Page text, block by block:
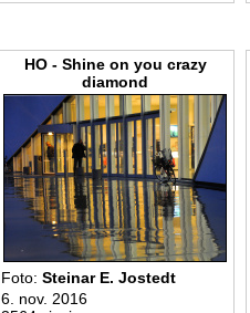
HO - Shine on you crazy
diamond
Foto: Steinar E. Jostedt
6. nov. 2016